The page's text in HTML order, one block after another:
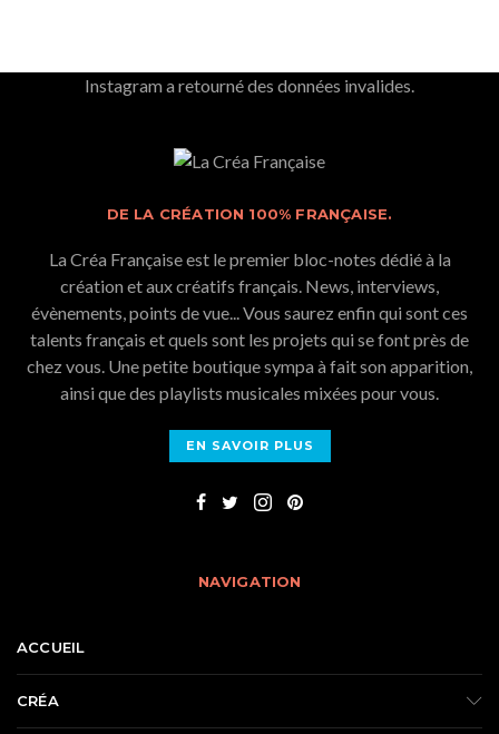
Instagram a retourné des données invalides.
DE LA CRÉATION 100% FRANÇAISE.
La Créa Française est le premier bloc-notes dédié à la
création et aux créatifs français. News, interviews,
évènements, points de vue... Vous saurez enfin qui sont ces
talents français et quels sont les projets qui se font près de
chez vous. Une petite boutique sympa à fait son apparition,
ainsi que des playlists musicales mixées pour vous.
EN SAVOIR PLUS
NAVIGATION
ACCUEIL
CRÉA